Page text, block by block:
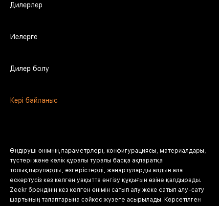
Дилерлер
Иелерге
Дилер болу
Кері байланыс
Өндіруші өнімнің параметрлері, конфигурациясы, материалдары,
түстері және көлік құралы туралы басқа ақпаратқа
толықтыруларды, өзгерістерді, жаңартуларды алдын ала
ескертусіз кез келген уақытта енгізу құқығын өзіне қалдырады.
Zeekr брендінің кез келген өнімін сатып алу жеке сатып алу-сату
шартының талаптарына сәйкес жүзеге асырылады. Көрсетілген